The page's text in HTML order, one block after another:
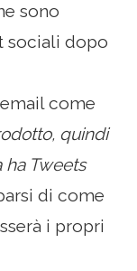
sono
sociali dopo
come
quindi
ha Tweets
di come
i propri